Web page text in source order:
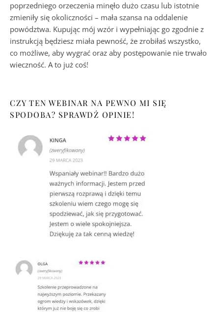
poprzedniego orzeczenia minęło dużo czasu lub istotnie
zmieniły się okoliczności – mała szansa na oddalenie
powództwa. Kupując mój wzór i wypełniając go zgodnie z
instrukcją będziesz miała pewność, że zrobiłaś wszystko,
co możliwe, aby wygrać oraz aby postępowanie nie trwało
wieczność. A to już coś!
CZY TEN WEBINAR NA PEWNO MI SIĘ
SPODOBA? SPRAWDŹ OPINIE!